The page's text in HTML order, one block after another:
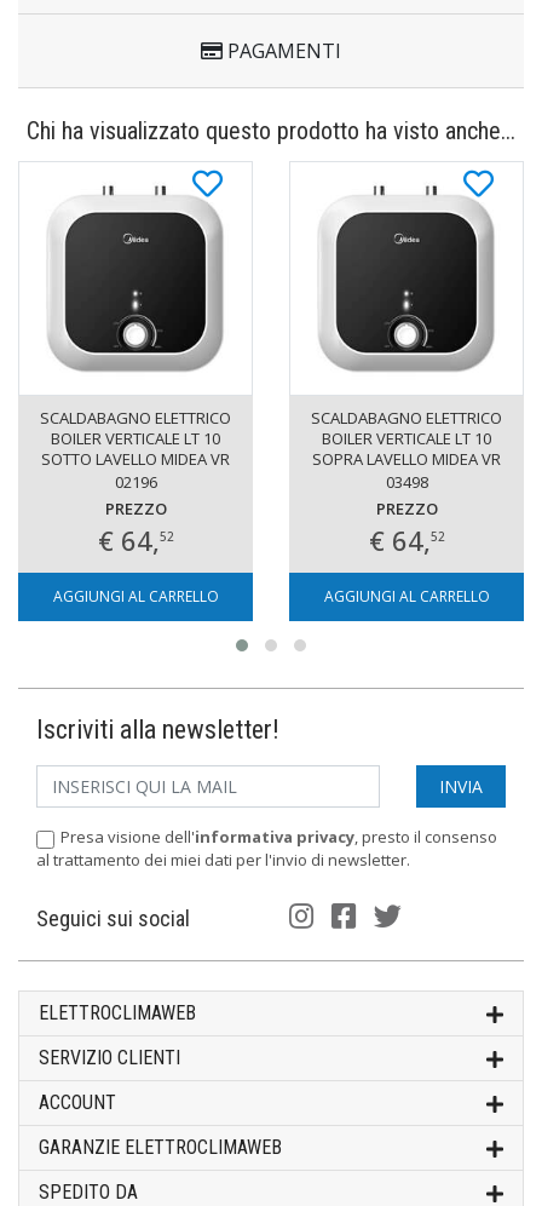
PAGAMENTI
Chi ha visualizzato questo prodotto ha visto anche...
SCALDABAGNO ELETTRICO
BOILER VERTICALE LT 10
SOTTO LAVELLO MIDEA VR
02196
PREZZO
€ 64,52
AGGIUNGI AL CARRELLO
SCALDABAGNO ELETTRICO
BOILER VERTICALE LT 10
SOPRA LAVELLO MIDEA VR
03498
PREZZO
€ 64,52
AGGIUNGI AL CARRELLO
Iscriviti alla newsletter!
Presa visione dell'informativa privacy, presto il consenso
al trattamento dei miei dati per l'invio di newsletter.
Seguici sui social
ELETTROCLIMAWEB
SERVIZIO CLIENTI
ACCOUNT
GARANZIE ELETTROCLIMAWEB
SPEDITO DA